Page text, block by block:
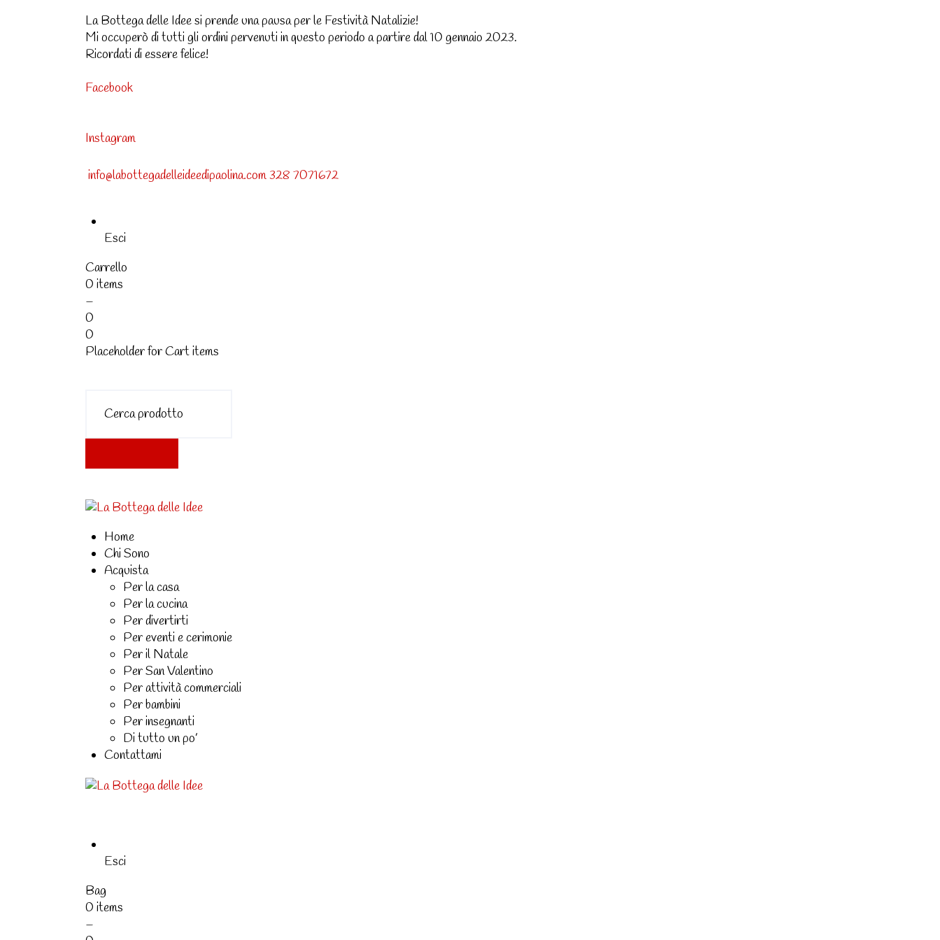
La Bottega delle Idee si prende una pausa per le Festività Natalizie!
Mi occuperò di tutti gli ordini pervenuti in questo periodo a partire dal 10 gennaio 2023.
Ricordati di essere felice!
Facebook
Instagram
info@labottegadelleideedipaolina.com328 7071672
Esci
Carrello
0 items
–
0
0
Placeholder for Cart items
Home
Chi Sono
Acquista
Per la casa
Per la cucina
Per divertirti
Per eventi e cerimonie
Per il Natale
Per San Valentino
Per attività commerciali
Per bambini
Per insegnanti
Di tutto un po’
Contattami
Esci
Bag
0 items
–